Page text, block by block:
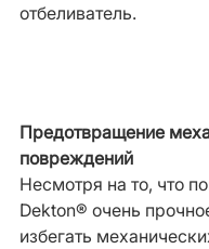
отбеливатель.
Предотвращение
повреждений
Несмотря на то, что
Dekton® очень
избегать